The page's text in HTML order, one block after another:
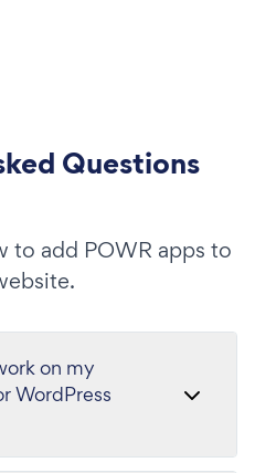
Questions
to add POWR apps to
on my
WordPress